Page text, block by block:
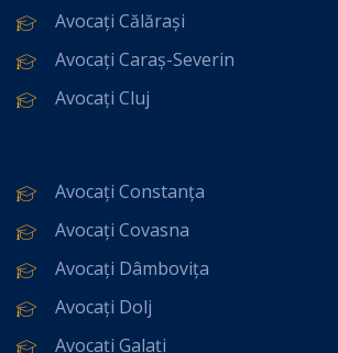
Avocați Călărași
Avocați Caraș-Severin
Avocați Cluj
Avocați Constanța
Avocați Covasna
Avocați Dâmbovița
Avocați Dolj
Avocați Galați